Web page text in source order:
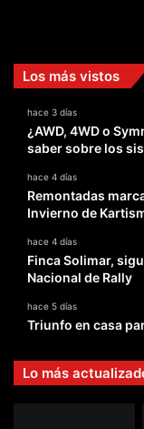
Los más vistos
hace 3 días
¿AWD, 4WD o
saber sobre los
hace 4 días
Remontadas
Invierno de
hace 4 días
Finca Solimar,
Nacional de Rally
hace 5 días
Triunfo en casa
Lo más